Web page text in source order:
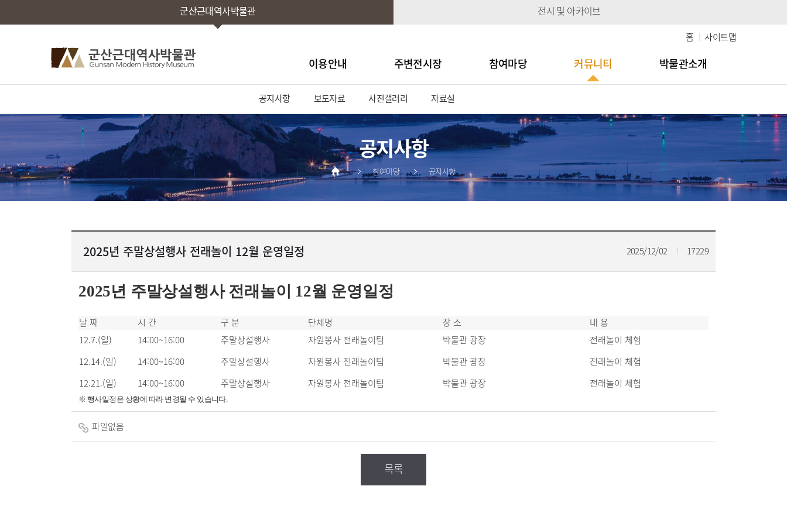
군산근대역사박물관 전시 및 아카이브
홈 사이트맵
이용안내 주변전시장 참여마당 커뮤니티 박물관소개
공지사항 보도자료 사진갤러리 자료실
공지사항
참여마당 공지사항
2025년 주말상설행사 전래놀이 12월 운영일정 2025/12/02 17229
2025년 주말상설행사 전래놀이 12월 운영일정
날 짜 시 간 구 분 단체명 장 소
내 용
12.7.(일)
14:00~16:00 주말상설행사 자원봉사 전래놀이팀 박물관 광장
전래놀이 체험
12.14.(일)
14:00~16:00 주말상설행사 자원봉사 전래놀이팀 박물관 광장
전래놀이 체험
12.21.(일)
14:00~16:00 주말상설행사 자원봉사 전래놀이팀 박물관 광장 전래놀이 체험
※ 행사일정은 상황에 따라 변경될 수 있습니다.
파일없음
목록